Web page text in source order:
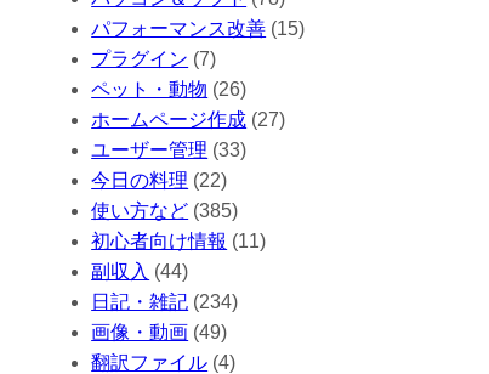
パフォーマンス改善 (15)
プラグイン (7)
ペット・動物 (26)
ホームページ作成 (27)
ユーザー管理 (33)
今日の料理 (22)
使い方など (385)
初心者向け情報 (11)
副収入 (44)
日記・雑記 (234)
画像・動画 (49)
翻訳ファイル (4)